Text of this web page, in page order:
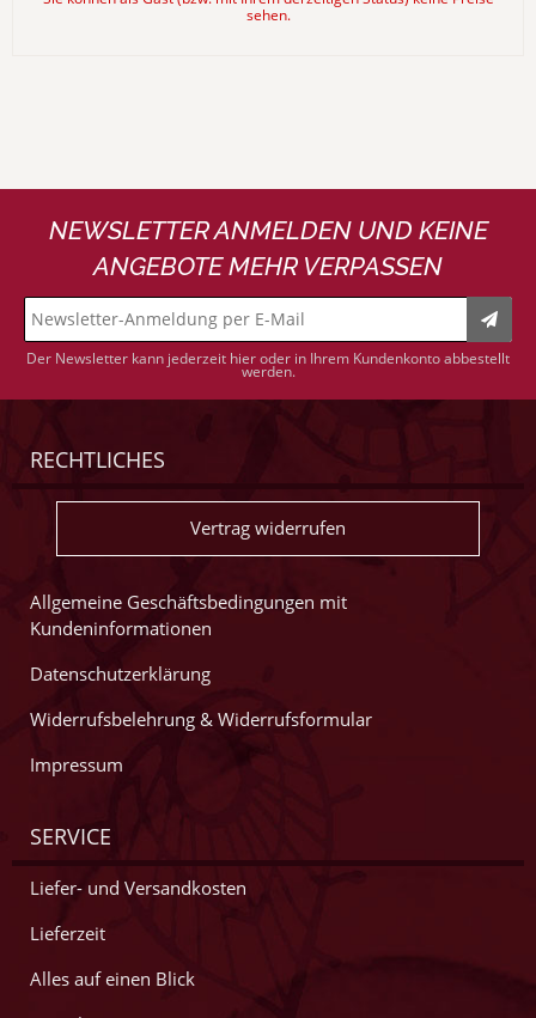
sehen.
NEWSLETTER ANMELDEN UND KEINE
ANGEBOTE MEHR VERPASSEN
Der Newsletter kann jederzeit hier oder in Ihrem Kundenkonto abbestellt
werden.
RECHTLICHES
Vertrag widerrufen
Allgemeine Geschäftsbedingungen mit
Kundeninformationen
Datenschutzerklärung
Widerrufsbelehrung & Widerrufsformular
Impressum
SERVICE
Liefer- und Versandkosten
Lieferzeit
Alles auf einen Blick